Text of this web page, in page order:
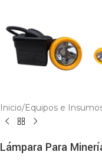
Inicio/Equipos e
Lámpara Para